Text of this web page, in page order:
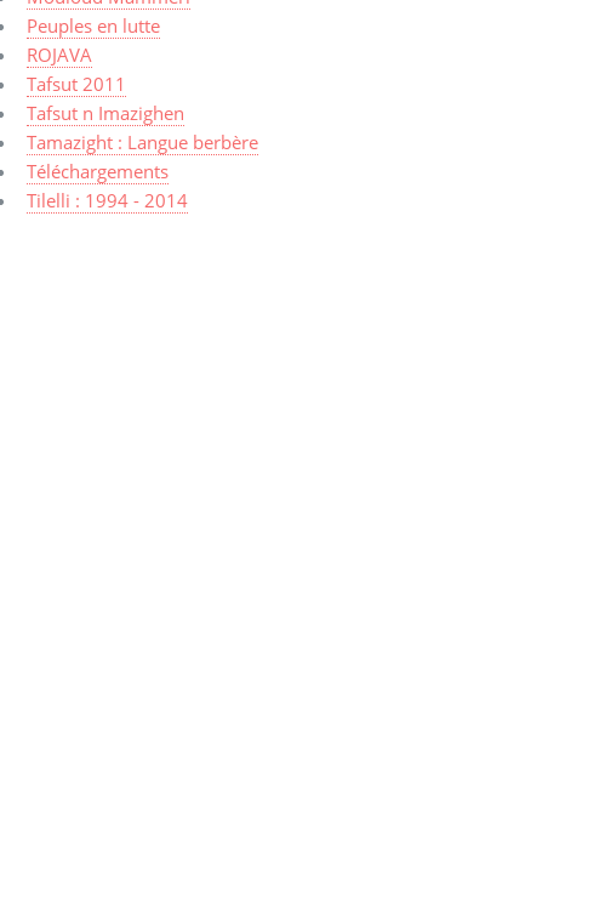
Peuples en lutte
ROJAVA
Tafsut 2011
Tafsut n Imazighen
Tamazight : Langue berbère
Téléchargements
Tilelli : 1994 - 2014